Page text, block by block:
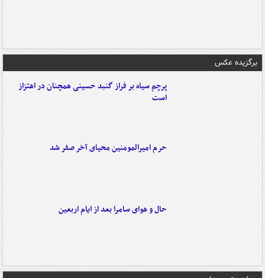
برگزیده عکس
پرچم سیاه بر فراز گنبد حسینی همچنان در اهتزاز
است
حرم امیرالمومنین محیای آخر صفر شد
حال و هوای سامرا بعد از ایام اربعین